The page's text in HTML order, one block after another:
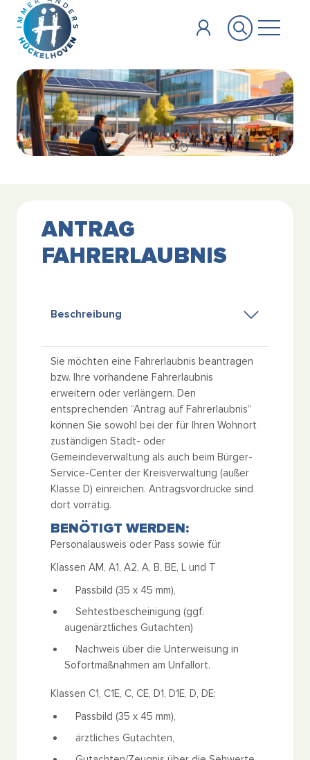
Zum Hauptinhalt springen
ANTRAG
FAHRERLAUBNIS
Beschreibung
Sie möchten eine Fahrerlaubnis beantragen
bzw. Ihre vorhandene Fahrerlaubnis
erweitern oder verlängern. Den
entsprechenden “Antrag auf Fahrerlaubnis”
können Sie sowohl bei der für Ihren Wohnort
zuständigen Stadt- oder
Gemeindeverwaltung als auch beim Bürger-
Service-Center der Kreisverwaltung (außer
Klasse D) einreichen. Antragsvordrucke sind
dort vorrätig.
BENÖTIGT WERDEN:
Personalausweis oder Pass sowie für
Klassen AM, A1, A2, A, B, BE, L und T
Passbild (35 x 45 mm),
Sehtestbescheinigung (ggf.
augenärztliches Gutachten)
Nachweis über die Unterweisung in
Sofortmaßnahmen am Unfallort.
Klassen C1, C1E, C, CE, D1, D1E, D, DE:
Passbild (35 x 45 mm),
ärztliches Gutachten,